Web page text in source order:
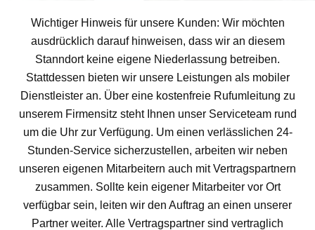
Wichtiger Hinweis für unsere Kunden: Wir möchten
ausdrücklich darauf hinweisen, dass wir an diesem
Stanndort keine eigene Niederlassung betreiben.
Stattdessen bieten wir unsere Leistungen als mobiler
Dienstleister an. Über eine kostenfreie Rufumleitung zu
unserem Firmensitz steht Ihnen unser Serviceteam rund
um die Uhr zur Verfügung. Um einen verlässlichen 24-
Stunden-Service sicherzustellen, arbeiten wir neben
unseren eigenen Mitarbeitern auch mit Vertragspartnern
zusammen. Sollte kein eigener Mitarbeiter vor Ort
verfügbar sein, leiten wir den Auftrag an einen unserer
Partner weiter. Alle Vertragspartner sind vertraglich